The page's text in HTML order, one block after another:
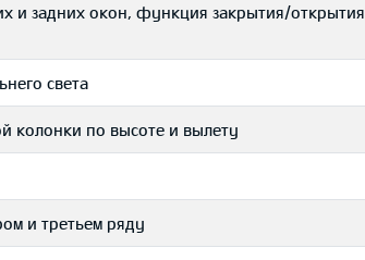
и задних окон, функция закрытия/открытия
света
колонки по высоте и вылету
и третьем ряду